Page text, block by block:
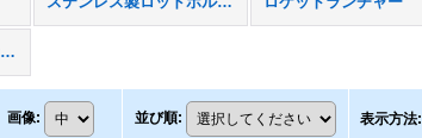
プラスチック製ロッドホルダー
画像: 並び順: 表示方法: